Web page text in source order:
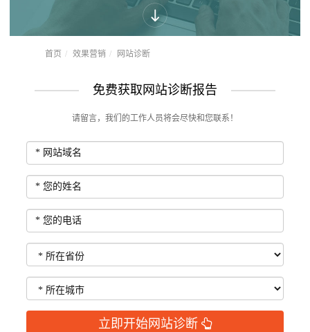
首页 效果营销 网站诊断
免费获取网站诊断报告
请留言，我们的工作人员将会尽快和您联系！
立即开始网站诊断